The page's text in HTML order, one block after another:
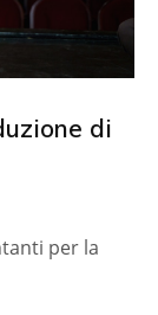
di
per la